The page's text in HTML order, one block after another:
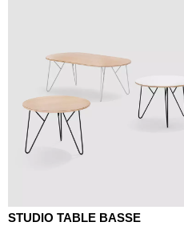
STUDIO TABLE BASSE